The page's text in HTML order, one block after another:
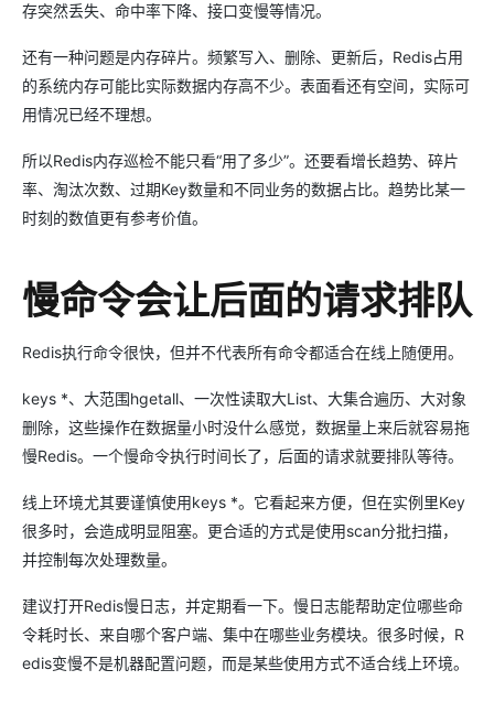
存突然丢失、命中率下降、接口变慢等情况。
还有一种问题是内存碎片。频繁写入、删除、更新后，Redis占用
的系统内存可能比实际数据内存高不少。表面看还有空间，实际可
用情况已经不理想。
所以Redis内存巡检不能只看“用了多少”。还要看增长趋势、碎片
率、淘汰次数、过期Key数量和不同业务的数据占比。趋势比某一
时刻的数值更有参考价值。
慢命令会让后面的请求排队
Redis执行命令很快，但并不代表所有命令都适合在线上随便用。
keys *、大范围hgetall、一次性读取大List、大集合遍历、大对象
删除，这些操作在数据量小时没什么感觉，数据量上来后就容易拖
慢Redis。一个慢命令执行时间长了，后面的请求就要排队等待。
线上环境尤其要谨慎使用keys *。它看起来方便，但在实例里Key
很多时，会造成明显阻塞。更合适的方式是使用scan分批扫描，
并控制每次处理数量。
建议打开Redis慢日志，并定期看一下。慢日志能帮助定位哪些命
令耗时长、来自哪个客户端、集中在哪些业务模块。很多时候，R
edis变慢不是机器配置问题，而是某些使用方式不适合线上环境。